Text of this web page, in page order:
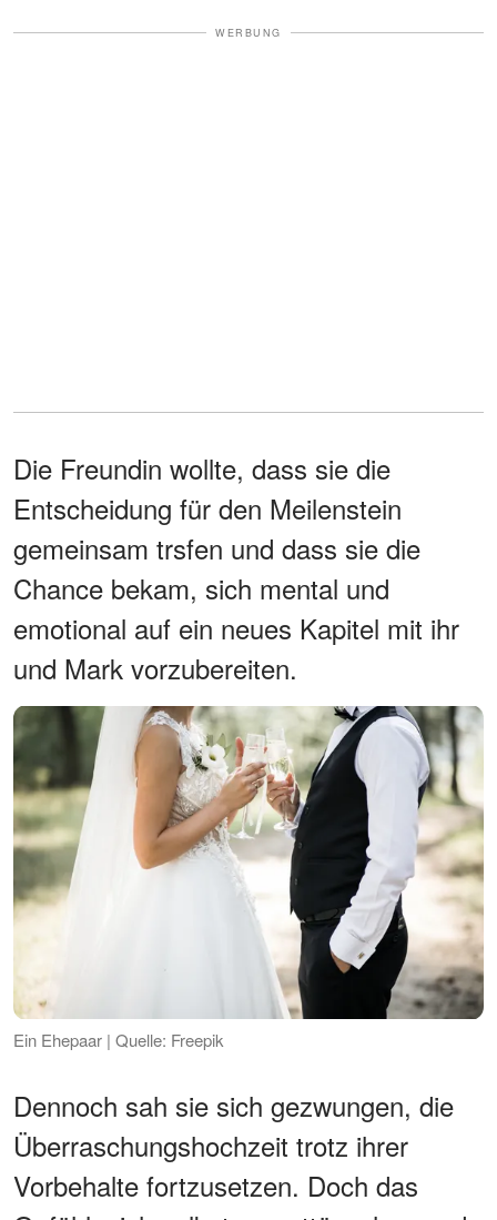
WERBUNG
Die Freundin wollte, dass sie die
Entscheidung für den Meilenstein
gemeinsam trsfen und dass sie die
Chance bekam, sich mental und
emotional auf ein neues Kapitel mit ihr
und Mark vorzubereiten.
Ein Ehepaar | Quelle: Freepik
Dennoch sah sie sich gezwungen, die
Überraschungshochzeit trotz ihrer
Vorbehalte fortzusetzen. Doch das